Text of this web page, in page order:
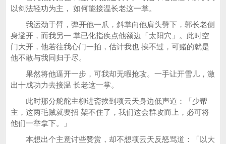
以剑法轻功为主， 如何能接温长老这一掌。
我运劲于臂，弹开他一爪，斜掌向他肩头劈下，郭长老侧
身避开，而我另一 掌已化指疾点他额边「太阳穴」。此时空
门大开，他若往我心门一拍，估计我也 挨不过，可赌的就是
他不敢与我同归于尽。
果然将他逼开一步，可我却无暇抢攻。一手让开雪儿，激
出十成功力去接温 长老这一掌。
此时那分舵舵主柳进斋挨到项云天身边低声道：「少帮
主，这两毛贼就要招 架不住了，我们这会群攻而上，必可将
他们一举拿下。」
本想出个主意讨些赞赏，却不想项云天反怒骂道：「以大